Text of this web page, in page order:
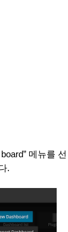
메뉴를 선
.